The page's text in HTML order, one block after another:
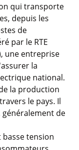
qui transporte
depuis les
de
par le RTE
une entreprise
la
national.
la production
le pays. Il
généralement de
basse tension